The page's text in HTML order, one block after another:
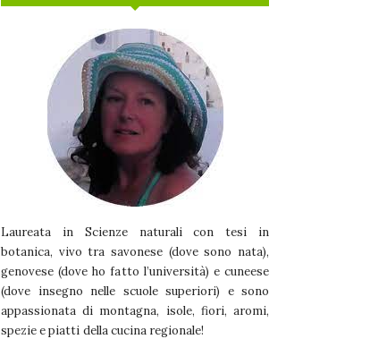
Laureata in Scienze naturali con tesi in
botanica, vivo tra savonese (dove sono nata),
genovese (dove ho fatto l’università) e cuneese
(dove insegno nelle scuole superiori) e sono
appassionata di montagna, isole, fiori, aromi,
spezie e piatti della cucina regionale!